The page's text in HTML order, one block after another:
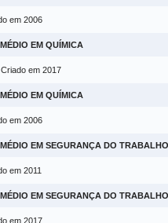
em 2006
EM QUÍMICA
em 2017
EM QUÍMICA
em 2006
EM SEGURANÇA DO TRABALHO
em 2011
EM SEGURANÇA DO TRABALHO
em 2017